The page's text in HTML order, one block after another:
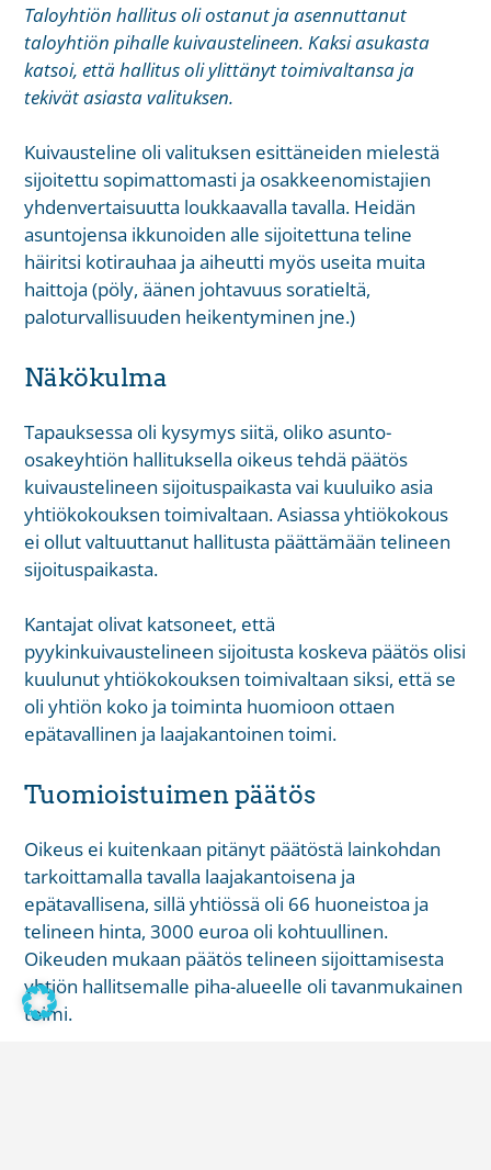
Taloyhtiön hallitus oli ostanut ja asennuttanut
taloyhtiön pihalle kuivaustelineen. Kaksi asukasta
katsoi, että hallitus oli ylittänyt toimivaltansa ja
tekivät asiasta valituksen.
Kuivausteline oli valituksen esittäneiden mielestä
sijoitettu sopimattomasti ja osakkeenomistajien
yhdenvertaisuutta loukkaavalla tavalla. Heidän
asuntojensa ikkunoiden alle sijoitettuna teline
häiritsi kotirauhaa ja aiheutti myös useita muita
haittoja (pöly, äänen johtavuus soratieltä,
paloturvallisuuden heikentyminen jne.)
Näkökulma
Tapauksessa oli kysymys siitä, oliko asunto-
osakeyhtiön hallituksella oikeus tehdä päätös
kuivaustelineen sijoituspaikasta vai kuuluiko asia
yhtiökokouksen toimivaltaan. Asiassa yhtiökokous
ei ollut valtuuttanut hallitusta päättämään telineen
sijoituspaikasta.
Kantajat olivat katsoneet, että
pyykinkuivaustelineen sijoitusta koskeva päätös olisi
kuulunut yhtiökokouksen toimivaltaan siksi, että se
oli yhtiön koko ja toiminta huomioon ottaen
epätavallinen ja laajakantoinen toimi.
Tuomioistuimen päätös
Oikeus ei kuitenkaan pitänyt päätöstä lainkohdan
tarkoittamalla tavalla laajakantoisena ja
epätavallisena, sillä yhtiössä oli 66 huoneistoa ja
telineen hinta, 3000 euroa oli kohtuullinen.
Oikeuden mukaan päätös telineen sijoittamisesta
yhtiön hallitsemalle piha-alueelle oli tavanmukainen
toimi.